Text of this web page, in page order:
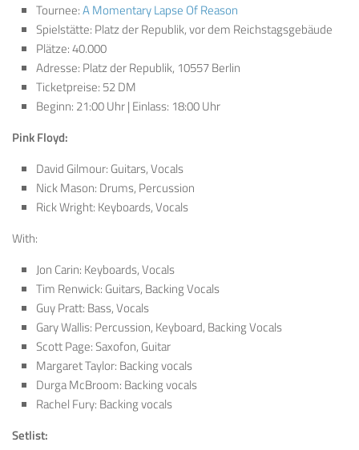
Tournee:A Momentary Lapse Of Reason
Spielstätte: Platz der Republik, vor dem Reichstagsgebäude
Plätze: 40.000
Adresse: Platz der Republik, 10557 Berlin
Ticketpreise: 52 DM
Beginn: 21:00 Uhr | Einlass: 18:00 Uhr
Pink Floyd:
David Gilmour: Guitars, Vocals
Nick Mason: Drums, Percussion
Rick Wright: Keyboards, Vocals
With:
Jon Carin: Keyboards, Vocals
Tim Renwick: Guitars, Backing Vocals
Guy Pratt: Bass, Vocals
Gary Wallis: Percussion, Keyboard, Backing Vocals
Scott Page: Saxofon, Guitar
Margaret Taylor: Backing vocals
Durga McBroom: Backing vocals
Rachel Fury: Backing vocals
Setlist: